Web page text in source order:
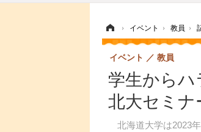
› イベント › 教員 ›
学生から
北大セミナ
北海道大学は2023
イベント 教員